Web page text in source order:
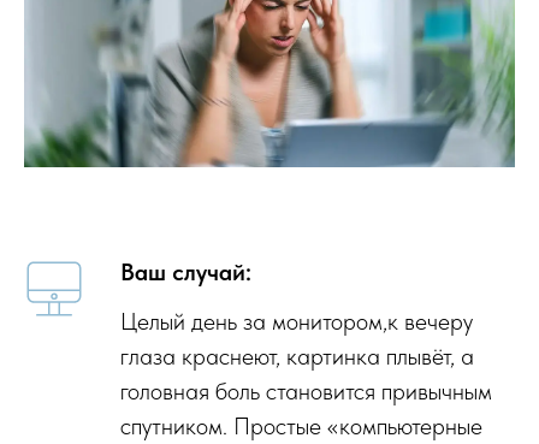
Ваш случай:
Целый день за монитором,к вечеру
глаза краснеют, картинка плывёт, а
головная боль становится привычным
спутником. Простые «компьютерные